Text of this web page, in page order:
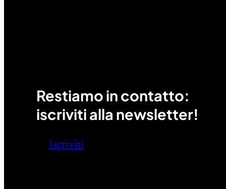
Restiamo in contatto:
iscriviti alla newsletter!
Iscriviti